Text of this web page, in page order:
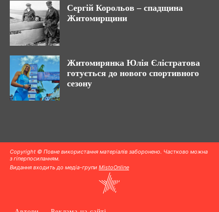
Сергій Корольов – спадщина
Житомирщини
Житомирянка Юлія Єлістратова
готується до нового спортивного
сезону
Copyright © Повне використання матеріалів заборонено. Частково можна
з гіперпосиланням.
Видання входить до медіа-групи MistoOnline